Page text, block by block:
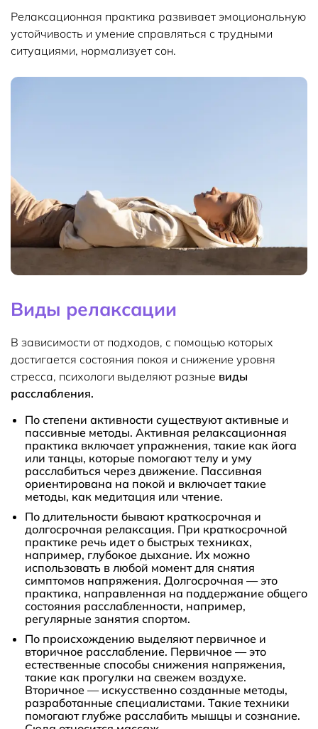
Релаксационная практика развивает эмоциональную
устойчивость и умение справляться с трудными
ситуациями, нормализует сон.
Виды релаксации
В зависимости от подходов, с помощью которых
достигается состояния покоя и снижение уровня
стресса, психологи выделяют разные виды
расслабления.
По степени активности существуют активные и
пассивные методы. Активная релаксационная
практика включает упражнения, такие как йога
или танцы, которые помогают телу и уму
расслабиться через движение. Пассивная
ориентирована на покой и включает такие
методы, как медитация или чтение.
По длительности бывают краткосрочная и
долгосрочная релаксация. При краткосрочной
практике речь идет о быстрых техниках,
например, глубокое дыхание. Их можно
использовать в любой момент для снятия
симптомов напряжения. Долгосрочная — это
практика, направленная на поддержание общего
состояния расслабленности, например,
регулярные занятия спортом.
По происхождению выделяют первичное и
вторичное расслабление. Первичное — это
естественные способы снижения напряжения,
такие как прогулки на свежем воздухе.
Вторичное — искусственно созданные методы,
разработанные специалистами. Такие техники
помогают глубже расслабить мышцы и сознание.